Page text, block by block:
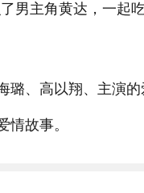
男主角黄达，一起
璐、高以翔、主演
情故事。